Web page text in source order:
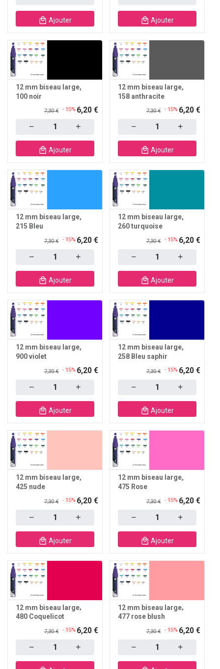
Ajouter Ajouter
12 mm biseau large
100 noir
7,30 € - 15% 6,20 €
Ajouter
12 mm biseau large
158 anthracite
7,30 € - 15% 6,20 €
Ajouter
12 mm biseau large
215 Bleu
7,30 € - 15% 6,20 €
Ajouter
12 mm biseau large
260 turquoise
7,30 € - 15% 6,20 €
Ajouter
12 mm biseau large
900 violet
7,30 € - 15% 6,20 €
Ajouter
12 mm biseau large
258 Bleu saphir
7,30 € - 15% 6,20 €
Ajouter
12 mm biseau large
425 nude
7,30 € - 15% 6,20 €
Ajouter
12 mm biseau large
475 Rose
7,30 € - 15% 6,20 €
Ajouter
12 mm biseau large
480 Coquelicot
7,30 € - 15% 6,20 €
12 mm biseau large
477 rose blush
7,30 € - 15% 6,20 €